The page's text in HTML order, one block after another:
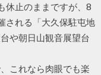
休止のままですが、8
される「大久保駐屯地
や朝日山観音展望台
これなら肉眼でも楽